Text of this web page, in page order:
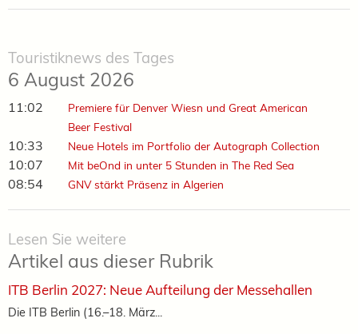
Touristiknews des Tages
6 August 2026
11:02
Premiere für Denver Wiesn und Great American
Beer Festival
10:33 Neue Hotels im Portfolio der Autograph Collection
10:07 Mit beOnd in unter 5 Stunden in The Red Sea
08:54 GNV stärkt Präsenz in Algerien
Lesen Sie weitere
Artikel aus dieser Rubrik
ITB Berlin 2027: Neue Aufteilung der Messehallen
Die ITB Berlin (16.–18. März...